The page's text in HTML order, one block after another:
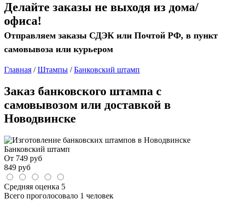
Делайте заказы не выходя из дома/
офиса!
Отправляем заказы СДЭК или Почтой РФ, в пункт
самовывоза или курьером
Главная /Штампы /Банковский штамп
Заказ банковского штампа с
самовывозом или доставкой в
Новодвинске
Банковский штамп
От 749 руб
849 руб
Средняя оценка 5
Всего проголосовало 1 человек